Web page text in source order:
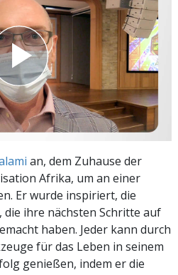
an, dem Zuhause der
Afrika, um an einer
Er wurde inspiriert, die
ihre nächsten Schritte auf
haben. Jeder kann durch
für das Leben in seinem
genießen, indem er die